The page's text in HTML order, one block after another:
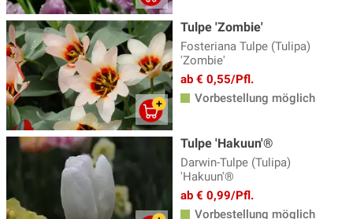
Tulpe 'Zombie'
Fosteriana Tulpe (Tulipa)
'Zombie'
ab € 0,55/Pfl.
Vorbestellung möglich
Tulpe 'Hakuun'®
Darwin-Tulpe (Tulipa)
'Hakuun'®
ab € 0,99/Pfl.
Vorbestellung möglich